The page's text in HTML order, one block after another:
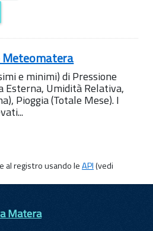
Meteomatera
e minimi) di Pressione
Esterna, Umidità Relativa,
Pioggia (Totale Mese). I
al registro usando leAPI(vedi
Matera